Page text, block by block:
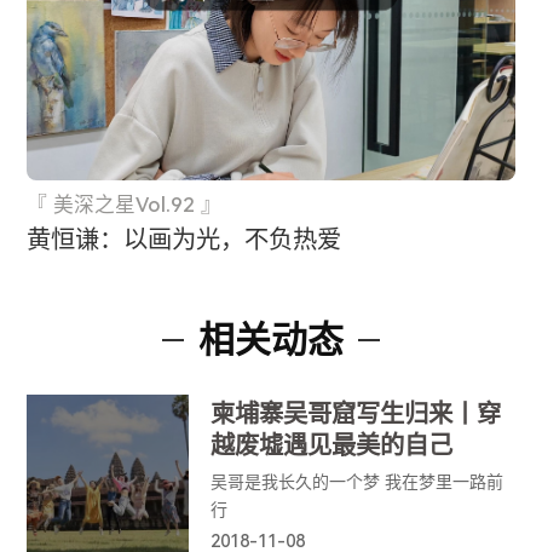
『 美深之星Vol.92 』
黄恒谦：以画为光，不负热爱
相关动态
柬埔寨吴哥窟写生归来丨穿
越废墟遇见最美的自己
吴哥是我长久的一个梦 我在梦里一路前
行
2018-11-08